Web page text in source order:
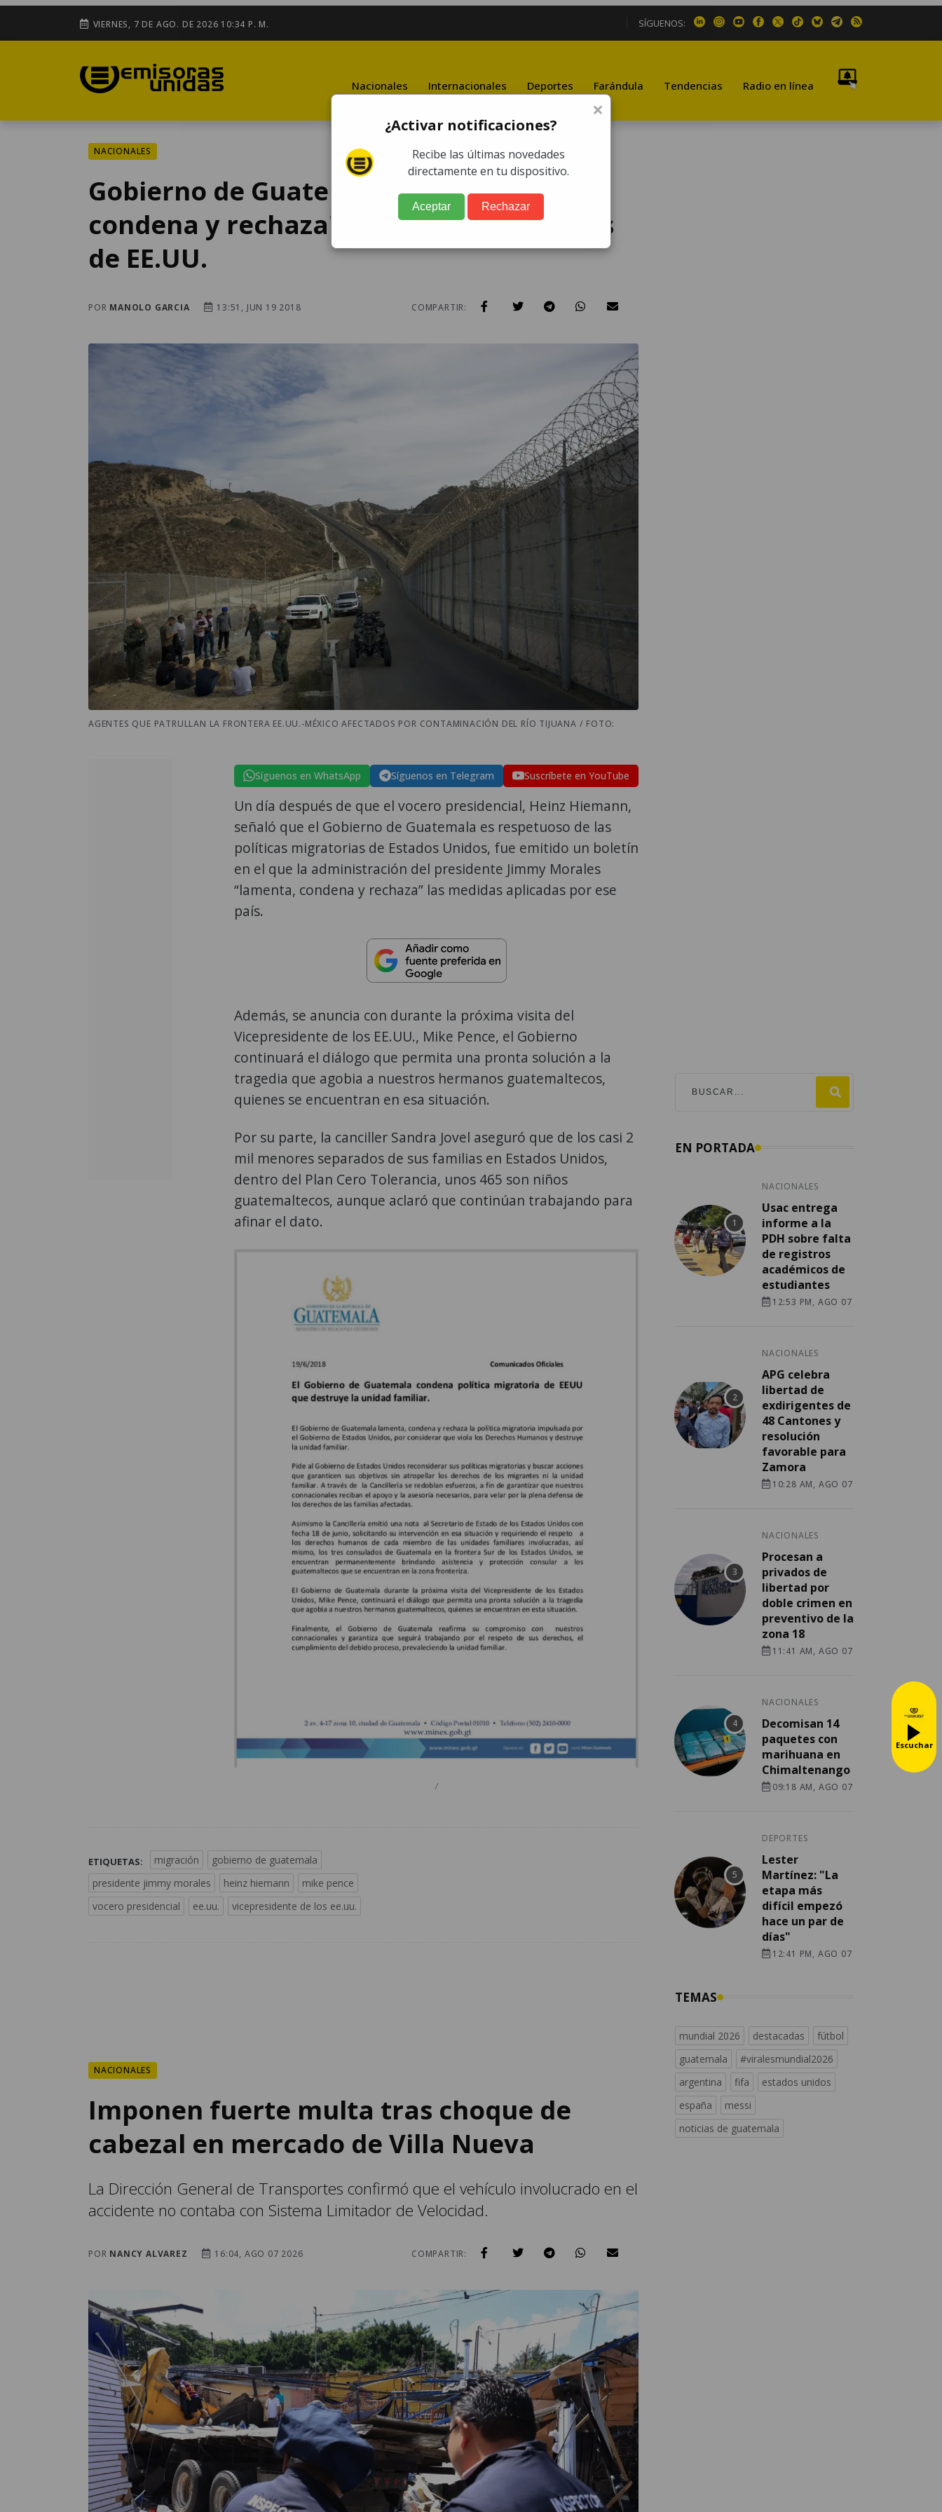
VIERNES, 7 DE AGO. DE 2026 10:34 P. M. SÍGUENOS:
Nacionales Internacionales Deportes Farándula Tendencias Radio en línea
NACIONALES
Gobierno de Guatemala "lamenta,
condena y rechaza" políticas migratorias
de EE.UU.
POR MANOLO GARCIA 13:51, JUN 19 2018 COMPARTIR:
AGENTES QUE PATRULLAN LA FRONTERA EE.UU.-MÉXICO AFECTADOS POR CONTAMINACIÓN DEL RÍO TIJUANA / FOTO:
Síguenos en WhatsApp Síguenos en Telegram Suscríbete en YouTube
Un día después de que el vocero presidencial, Heinz Hiemann,
señaló que el Gobierno de Guatemala es respetuoso de las
políticas migratorias de Estados Unidos, fue emitido un boletín
en el que la administración del presidente Jimmy Morales
“lamenta, condena y rechaza” las medidas aplicadas por ese
país.
Además, se anuncia con durante la próxima visita del
Vicepresidente de los EE.UU., Mike Pence, el Gobierno
continuará el diálogo que permita una pronta solución a la
tragedia que agobia a nuestros hermanos guatemaltecos,
quienes se encuentran en esa situación.
Por su parte, la canciller Sandra Jovel aseguró que de los casi 2
mil menores separados de sus familias en Estados Unidos,
dentro del Plan Cero Tolerancia, unos 465 son niños
guatemaltecos, aunque aclaró que continúan trabajando para
afinar el dato.
/
ETIQUETAS: migración
gobierno de guatemala
presidente jimmy morales
heinz hiemann
mike pence
vocero presidencial
ee.uu. vicepresidente de los ee.uu.
EN PORTADA
NACIONALES
Usac entrega
informe a la
PDH sobre falta
de registros
académicos de
estudiantes
12:53 PM, AGO 07
NACIONALES
APG celebra
libertad de
exdirigentes de
48 Cantones y
resolución
favorable para
Zamora
10:28 AM, AGO 07
NACIONALES
Procesan a
privados de
libertad por
doble crimen en
preventivo de la
zona 18
11:41 AM, AGO 07
NACIONALES
Decomisan 14
paquetes con
marihuana en
Chimaltenango
09:18 AM, AGO 07
DEPORTES
Lester
Martínez: "La
etapa más
difícil empezó
hace un par de
días"
12:41 PM, AGO 07
TEMAS
mundial 2026 destacadas
fútbol
guatemala
#viralesmundial2026
argentina
fifa
estados unidos
españa
messi
noticias de guatemala
NACIONALES
Imponen fuerte multa tras choque de
cabezal en mercado de Villa Nueva
La Dirección General de Transportes confirmó que el vehículo involucrado en el
accidente no contaba con Sistema Limitador de Velocidad.
POR NANCY ALVAREZ 16:04, AGO 07 2026 COMPARTIR:
Escuchar
×
¿Activar notificaciones?
Recibe las últimas novedades
directamente en tu dispositivo.
Aceptar Rechazar